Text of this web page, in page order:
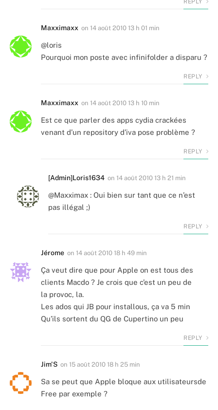
Maxximaxx on 14 août 2010 13 h 01 min
@loris
Pourquoi mon poste avec infinifolder a disparu ?
REPLY
Maxximaxx on 14 août 2010 13 h 10 min
Est ce que parler des apps cydia crackées
venant d’un repository d’iva pose problème ?
REPLY
[Admin]Loris1634 on 14 août 2010 13 h 21 min
@Maxximax : Oui bien sur tant que ce n’est
pas illégal ;)
REPLY
Jérome on 14 août 2010 18 h 49 min
Ça veut dire que pour Apple on est tous des
clients Macdo ? Je crois que c’est un peu de
la provoc, la.
Les ados qui JB pour installous, ça va 5 min
Qu’ils sortent du QG de Cupertino un peu
REPLY
Jim'S on 15 août 2010 18 h 25 min
Sa se peut que Apple bloque aux utilisateursde
Free par exemple ?